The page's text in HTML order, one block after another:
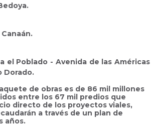
el Poblado - Avenida de las Américas
Dorado.
de obras es de 86 mil millones
entre los 67 mil predios que
directo de los proyectos viales,
a través de un plan de
años.